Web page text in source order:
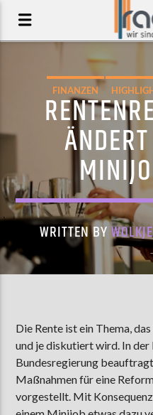
AKTUELLER TRACK
AKTUELLE SENDUNG
MOEBIUS
FINANZEN
WRITTEN BY
Die Rente ist ein Thema,
und je diskutiert wird. In
Bundesregierung
Maßnahmen für eine
vorgestellt. Mit